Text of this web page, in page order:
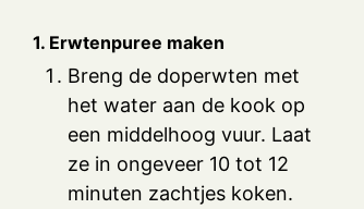
1. Erwtenpuree maken
Breng de doperwten met
het water aan de kook op
een middelhoog vuur. Laat
ze in ongeveer 10 tot 12
minuten zachtjes koken.